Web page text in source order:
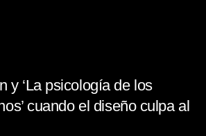
y ‘La psicología de los
cuando el diseño culpa al